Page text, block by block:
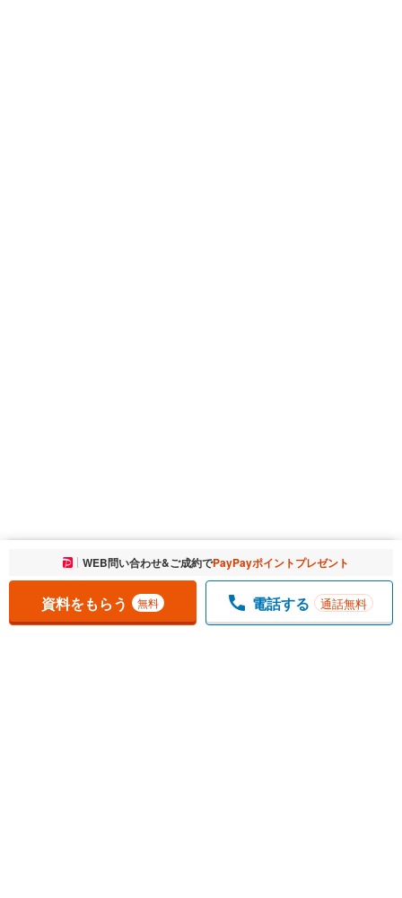
お気に入りに追加しました。 一覧を開く
WEB問い合わせ&ご成約でPayPayポイントプレゼント
資料をもらう 無料 電話する 通話無料